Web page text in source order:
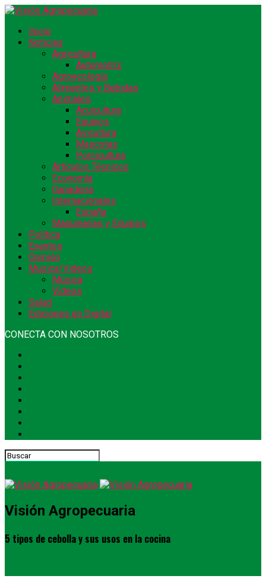
Inicio
Noticias
Agricultura
Automotriz
Agroecología
Alimentos y Bebidas
Animales
Acuicultura
Equinos
Avicultura
Mascotas
Porcicultura
Artículos Técnicos
Economía
Ganadería
Internacionales
España
Maquinarias y Equipos
Política
Eventos
Opinión
Música/Videos
Música
Videos
Salud
Ediciones en Digital
CONECTA CON NOSOTROS
Visión Agropecuaria
5 tipos de cebolla y sus usos en la cocina